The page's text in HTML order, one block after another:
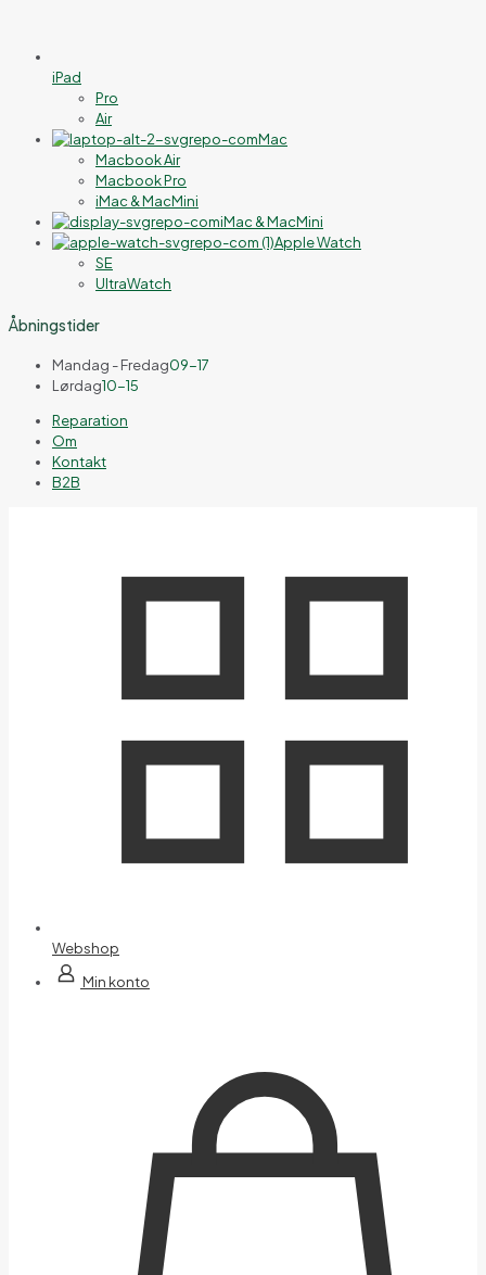
iPad
Pro
Air
Mac
Macbook Air
Macbook Pro
iMac & MacMini
iMac & MacMini
Apple Watch
SE
UltraWatch
Åbningstider
Mandag - Fredag09-17
Lørdag10-15
Reparation
Om
Kontakt
B2B
Webshop
Min konto